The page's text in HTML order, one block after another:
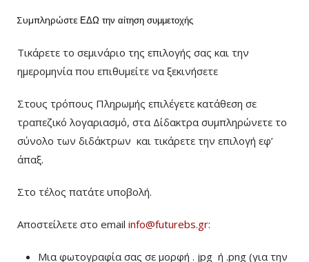
Συμπληρώστε ΕΔΩ την αίτηση συμμετοχής
Τικάρετε το σεμινάριο της επιλογής σας και την
ημερομηνία που επιθυμείτε να ξεκινήσετε
Στους τρόπους Πληρωμής επιλέγετε κατάθεση σε
τραπεζικό λογαριασμό, στα Δίδακτρα συμπληρώνετε το
σύνολο των διδάκτρων και τικάρετε την επιλογή εφ’
άπαξ.
Στο τέλος πατάτε υποβολή.
Αποστείλετε στο email info@futurebs.gr:
Μια φωτογραφία σας σε μορφή . jpg ή .png (για την